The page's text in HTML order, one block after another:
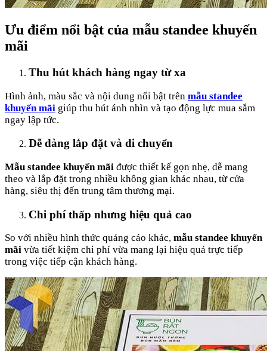
Ưu điểm nổi bật của mẫu standee khuyến
mãi
Thu hút khách hàng ngay từ xa
Hình ảnh, màu sắc và nội dung nổi bật trên mẫu standee
khuyến mãi giúp thu hút ánh nhìn và tạo động lực mua sắm
ngay lập tức.
Dễ dàng lắp đặt và di chuyển
Mẫu standee khuyến mãi được thiết kế gọn nhẹ, dễ mang
theo và lắp đặt trong nhiều không gian khác nhau, từ cửa
hàng, siêu thị đến trung tâm thương mại.
Chi phí thấp nhưng hiệu quả cao
So với nhiều hình thức quảng cáo khác, mẫu standee khuyến
mãi vừa tiết kiệm chi phí vừa mang lại hiệu quả trực tiếp
trong việc tiếp cận khách hàng.